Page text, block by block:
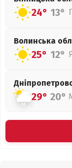
24° 13°
Волинська
25° 12°
29° 20°